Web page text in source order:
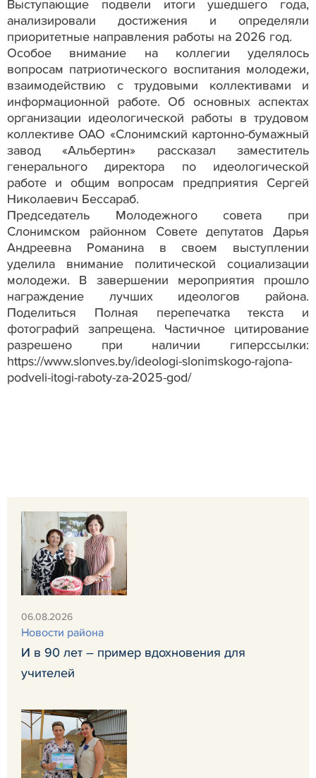
Выступающие подвели итоги ушедшего года,
анализировали достижения и определяли
приоритетные направления работы на 2026 год.
Особое внимание на коллегии уделялось
вопросам патриотического воспитания молодежи,
взаимодействию с трудовыми коллективами и
информационной работе. Об основных аспектах
организации идеологической работы в трудовом
коллективе ОАО «Слонимский картонно-бумажный
завод «Альбертин» рассказал заместитель
генерального директора по идеологической
работе и общим вопросам предприятия Сергей
Николаевич Бессараб.
Председатель Молодежного совета при
Слонимском районном Совете депутатов Дарья
Андреевна Романина в своем выступлении
уделила внимание политической социализации
молодежи. В завершении мероприятия прошло
награждение лучших идеологов района.
Поделиться Полная перепечатка текста и
фотографий запрещена. Частичное цитирование
разрешено при наличии гиперссылки:
https://www.slonves.by/ideologi-slonimskogo-rajona-
podveli-itogi-raboty-za-2025-god/
06.08.2026
Новости района
И в 90 лет – пример вдохновения для
учителей